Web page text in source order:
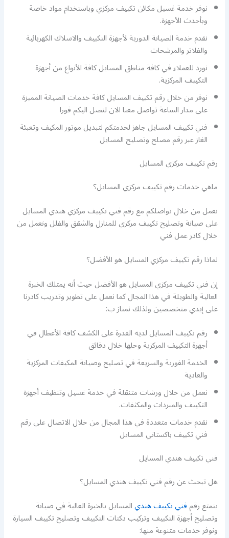
نوفر خدمة غسيل مكائن تكييف مركزي وباستخدام مواد خاصة
وبأحدث الأجهزة.
نقدم خدمة الصيانة الدورية لأجهزة التكييف والاسلاك الكهربائية
والفلاتر والمرشحات
نورد للعملاء في كافة مناطق المسايل كافة الأنواع من أجهزة
التكييف المركزية.
نوفر من خلال رقم تكييف المسايل كافة خدمات الصيانة المميزة
على مدار الساعة تواصل معنا الان لنصل اليكم فورا
فني تكييف المسايل جاهز لخدمتكم لتبديل موتور المكيف وتعبئة
الغاز عبر رقم مصلح وتصليح المسايل
رقم تكييف مركزي المسايل
ماهي خدمات رقم تكييف مركزي المسايل؟
نعمل من خلال تواصلكم مع رقم فني تكييف مركزي هندي المسايل
على صيانة وتصليح تكييف مركزي للمنازل والشقق والفلل ونعمل من
خلال كادر عمل فني
لماذا رقم تكييف مركزي المسايل هو الأفضل؟
إن فني تكييف مركزي المسايل هو الأفضل حيث أنه يمتلك الخبرة
العالية والطويلة في هذا المجال كما نعمل على تطوير وتدريب كادرنا
على إيدي متخصصين ولذلك نمتاز ب:
رقم تكييف المسايل لديه القدرة على الكشف كافة الأعطال في
أجهزة التكييف المركزية وحلها خلال دقائق
الخدمة الفورية والسريعة في تصليح وصيانة المكيفات المركزية
والعادية
نعمل من خلال ورشات متنقلة في خدمة غسيل وتنظيف أجهزة
التكييف والمبردات والمكثفات.
نقدم خدمات متعددة في هذا المجال من خلال الاتصال على رقم
فني تكييف باكستاني المسايل
فني تكييف هندي المسايل
هل تبحث عن رقم فني تكييف هندي المسايل؟
يتمتع رقمفني تكييف هنديالمسايل بالخبرة العالية في صيانة
وتصليح أجهزة التكييف وتركيب دكتات التكييف وتصليح تكييف السيارة
ونوفر خدمات متنوعة منها: